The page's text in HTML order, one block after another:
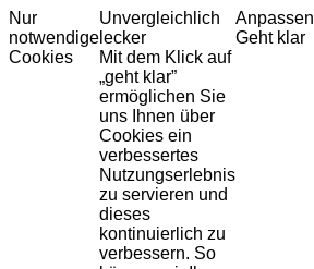
Nur
notwendige
Cookies
Unvergleichlich
lecker
Mit dem Klick auf
„geht klar”
ermöglichen Sie
uns Ihnen über
Cookies ein
verbessertes
Nutzungserlebnis
zu servieren und
dieses
kontinuierlich zu
verbessern. So
Anpassen
Geht klar